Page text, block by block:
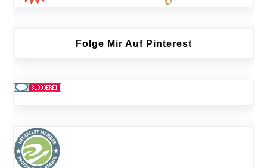
Folge Mir Auf Pinterest